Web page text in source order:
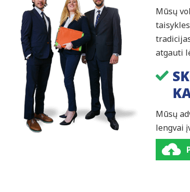
Mūsų
atgauti
Mūsų
lengvai